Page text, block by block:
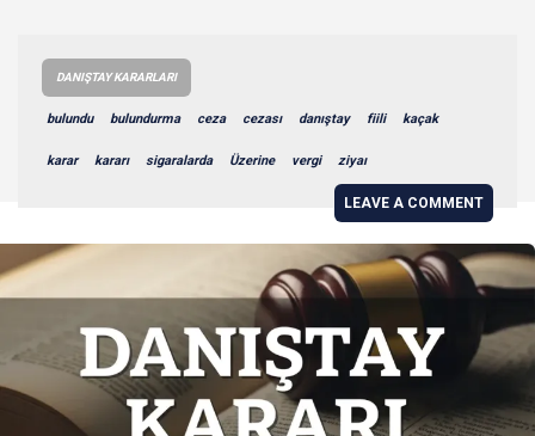
DANIŞTAY KARARLARI
bulundu bulundurma ceza cezası danıştay fiili kaçak
karar kararı sigaralarda Üzerine vergi ziyaı
LEAVE A COMMENT